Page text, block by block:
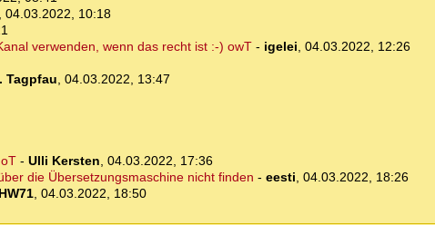
04.03.2022, 10:18
verwenden, wenn das recht ist :-) owT- igelei, 04.03.2022, 12:26
Tagpfau, 04.03.2022, 13:47
- Ulli Kersten, 04.03.2022, 17:36
die Übersetzungsmaschine nicht finden - eesti, 04.03.2022, 18:26
HW71, 04.03.2022, 18:50